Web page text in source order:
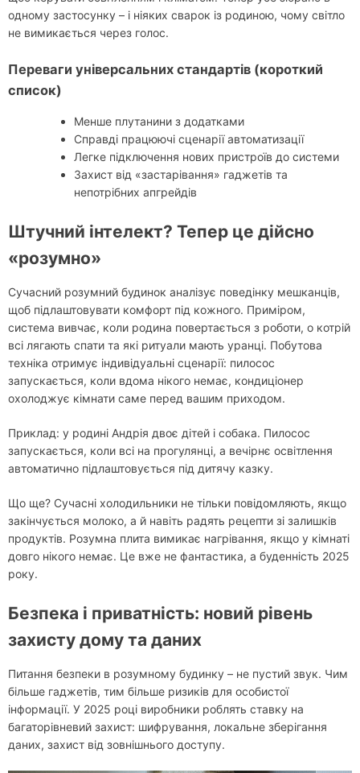
одному застосунку – і ніяких сварок із родиною, чому світло
не вимикається через голос.
Переваги універсальних стандартів (короткий
список)
Менше плутанини з додатками
Справді працюючі сценарії автоматизації
Легке підключення нових пристроїв до системи
Захист від «застарівання» гаджетів та
непотрібних апгрейдів
Штучний інтелект? Тепер це дійсно
«розумно»
Сучасний розумний будинок аналізує поведінку мешканців,
щоб підлаштовувати комфорт під кожного. Приміром,
система вивчає, коли родина повертається з роботи, о котрій
всі лягають спати та які ритуали мають уранці. Побутова
техніка отримує індивідуальні сценарії: пилосос
запускається, коли вдома нікого немає, кондиціонер
охолоджує кімнати саме перед вашим приходом.
Приклад: у родині Андрія двоє дітей і собака. Пилосос
запускається, коли всі на прогулянці, а вечірнє освітлення
автоматично підлаштовується під дитячу казку.
Що ще? Сучасні холодильники не тільки повідомляють, якщо
закінчується молоко, а й навіть радять рецепти зі залишків
продуктів. Розумна плита вимикає нагрівання, якщо у кімнаті
довго нікого немає. Це вже не фантастика, а буденність 2025
року.
Безпека і приватність: новий рівень
захисту дому та даних
Питання безпеки в розумному будинку – не пустий звук. Чим
більше гаджетів, тим більше ризиків для особистої
інформації. У 2025 році виробники роблять ставку на
багаторівневий захист: шифрування, локальне зберігання
даних, захист від зовнішнього доступу.